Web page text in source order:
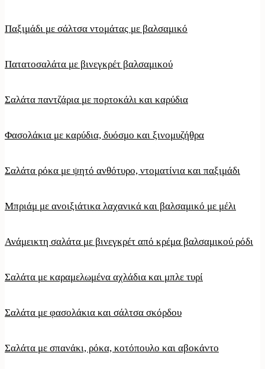
Παξιμάδι με σάλτσα ντομάτας με βαλσαμικό
Πατατοσαλάτα με βινεγκρέτ βαλσαμικού
Σαλάτα παντζάρια με πορτοκάλι και καρύδια
Φασολάκια με καρύδια, δυόσμο και ξινομυζήθρα
Σαλάτα ρόκα με ψητό ανθότυρο, ντοματίνια και παξιμάδι
Μπριάμ με ανοιξιάτικα λαχανικά και βαλσαμικό με μέλι
Ανάμεικτη σαλάτα με βινεγκρέτ από κρέμα βαλσαμικού ρόδι
Σαλάτα με καραμελωμένα αχλάδια και μπλε τυρί
Σαλάτα με φασολάκια και σάλτσα σκόρδου
Σαλάτα με σπανάκι, ρόκα, κοτόπουλο και αβοκάντο